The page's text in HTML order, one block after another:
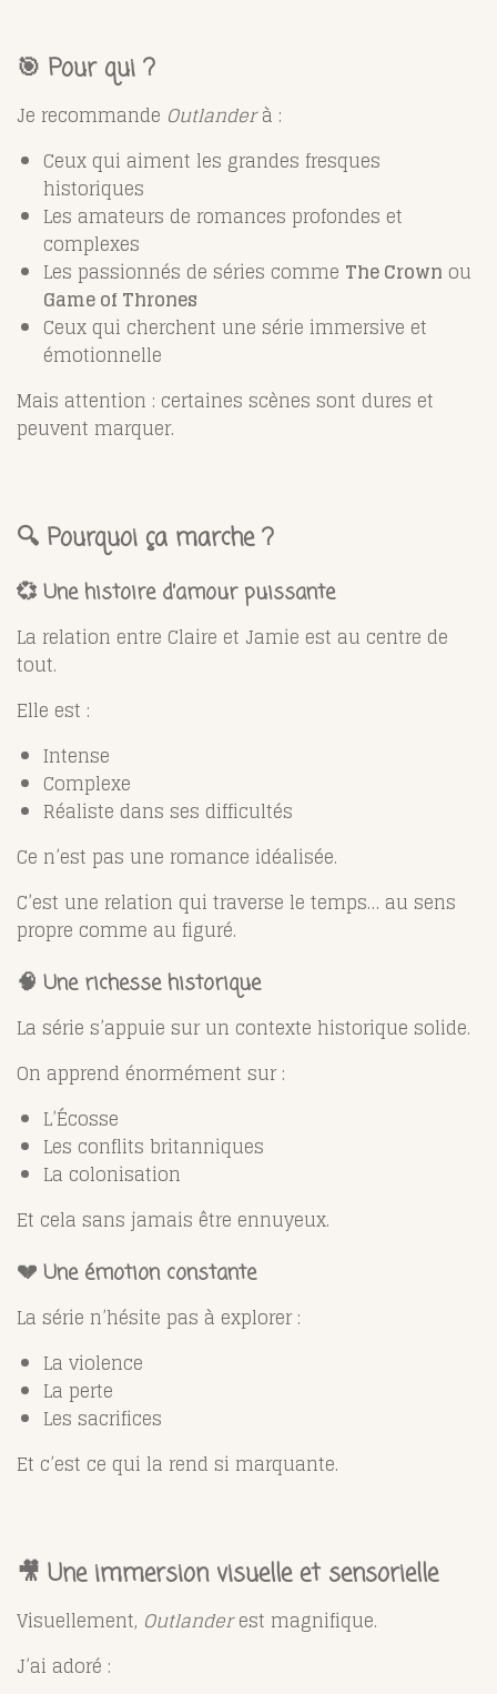
🎯 Pour qui ?
Je recommande Outlanderà :
Ceux qui aiment les grandes fresques
historiques
Les amateurs de romances profondes et
complexes
Les passionnés de séries comme The Crown ou
Game of Thrones
Ceux qui cherchent une série immersive et
émotionnelle
Mais attention : certaines scènes sont dures et
peuvent marquer.
🔍 Pourquoi ça marche ?
💞 Une histoire d’amour puissante
La relation entre Claire et Jamie est au centre de
tout.
Elle est :
Intense
Complexe
Réaliste dans ses difficultés
Ce n’est pas une romance idéalisée.
C’est une relation qui traverse le temps… au sens
propre comme au figuré.
🧠 Une richesse historique
La série s’appuie sur un contexte historique solide.
On apprend énormément sur :
L’Écosse
Les conflits britanniques
La colonisation
Et cela sans jamais être ennuyeux.
💔 Une émotion constante
La série n’hésite pas à explorer :
La violence
La perte
Les sacrifices
Et c’est ce qui la rend si marquante.
🎥 Une immersion visuelle et sensorielle
Visuellement, Outlanderest magnifique.
J’ai adoré :